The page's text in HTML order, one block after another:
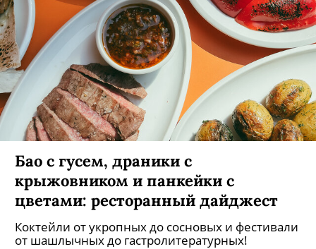
Бао с гусем, драники с
крыжовником и панкейки с
цветами: ресторанный дайджест
Коктейли от укропных до сосновых и фестивали
от шашлычных до гастролитературных!